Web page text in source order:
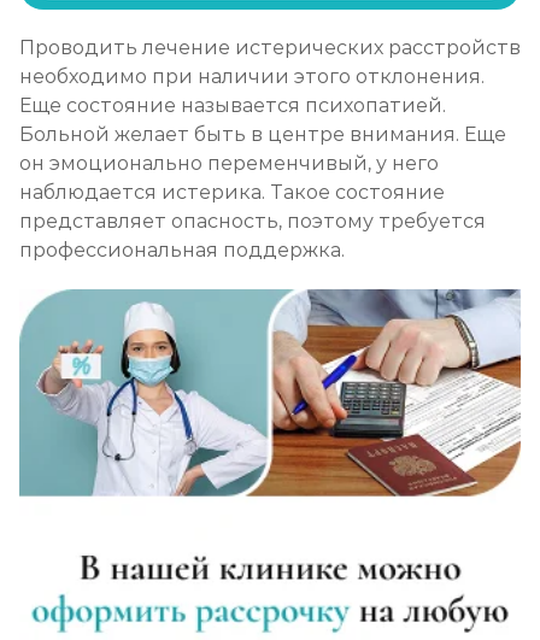
Проводить лечение истерических расстройств
необходимо при наличии этого отклонения.
Еще состояние называется психопатией.
Больной желает быть в центре внимания. Еще
он эмоционально переменчивый, у него
наблюдается истерика. Такое состояние
представляет опасность, поэтому требуется
профессиональная поддержка.